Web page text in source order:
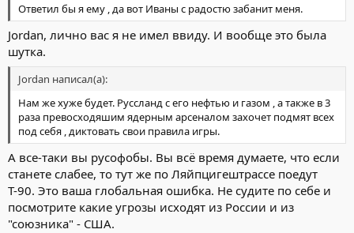
Ответил бы я ему , да вот Иваны с радостю забанит меня.
Jordan, лично вас я не имел ввиду. И вообще это была
шутка.
Jordan написал(а):
Нам же хуже будет. Руссланд с его нефтью и газом , а также в 3
раза превосходяшим ядерным арсеналом захочет подмят всех
под себя , диктовать свои правила игры.
А все-таки вы русофобы. Вы всё время думаете, что если
станете слабее, то тут же по Ляйпцигештрассе поедут
Т-90. Это ваша глобальная ошибка. Не судите по себе и
посмотрите какие угрозы исходят из России и из
"союзника" - США.